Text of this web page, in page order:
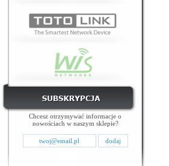
Chcesz otrzymywać informacje o
nowościach w naszym sklepie?